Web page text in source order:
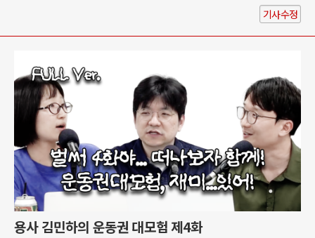
기사수정
용사 김민하의 운동권 대모험 제4화